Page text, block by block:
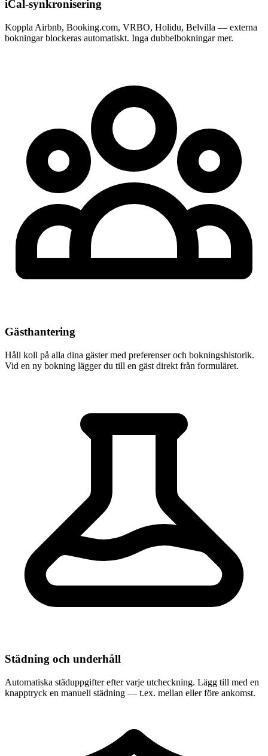
iCal-synkronisering
Koppla Airbnb, Booking.com, VRBO, Holidu, Belvilla — externa
bokningar blockeras automatiskt. Inga dubbelbokningar mer.
Gästhantering
Håll koll på alla dina gäster med preferenser och bokningshistorik.
Vid en ny bokning lägger du till en gäst direkt från formuläret.
Städning och underhåll
Automatiska städuppgifter efter varje utcheckning. Lägg till med en
knapptryck en manuell städning — t.ex. mellan eller före ankomst.